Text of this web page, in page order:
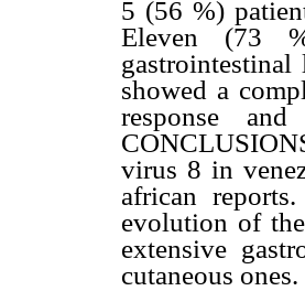
5 (56 %)
Eleven (73
showed a
response
virus 8 in
african
evolution of
extensive
cutaneous ones.